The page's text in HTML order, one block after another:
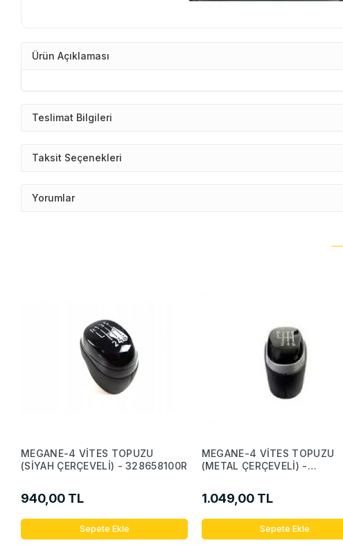
Ürün Açıklaması
Teslimat Bilgileri
Taksit Seçenekleri
Yorumlar
MEGANE-4 VİTES TOPUZU
(SİYAH ÇERÇEVELİ) - 328658100R
940,00 TL
Sepete Ekle
MEGANE-4 VİTES TOPUZU
(METAL ÇERÇEVELİ) -
1.049,00 TL
Sepete Ekle